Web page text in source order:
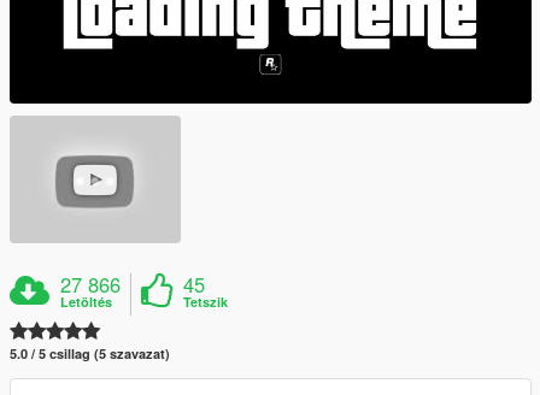
27 866
Letöltés
45
Tetszik
5.0 / 5 csillag (5 szavazat)